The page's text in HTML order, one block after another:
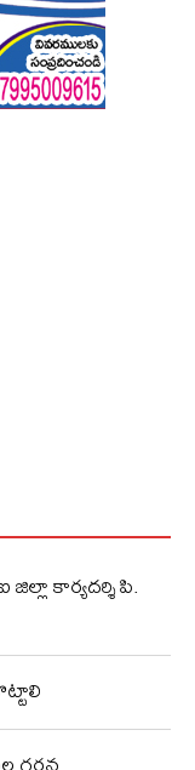
కార్యదర్శి పి.